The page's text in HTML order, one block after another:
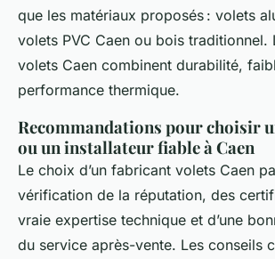
que les matériaux proposés : volets
volets PVC Caen ou bois traditionnel.
volets Caen combinent durabilité,
performance thermique.
Recommandations pour choisir
ou un installateur fiable à Caen
Le choix d’un fabricant volets Caen
vérification de la réputation, des
vraie expertise technique et d’une
du service après-vente. Les conseils